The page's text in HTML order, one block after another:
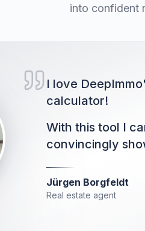
into confident
I love
calculator!
With this tool I
convincingly
Jürgen Borgfeldt
Real estate agent